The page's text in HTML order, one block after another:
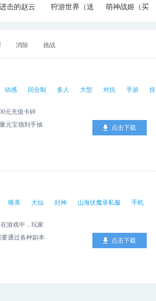
进击的赵云
狩游世界（送
萌神战姬（买
消除 挑战
动感 回合制 多人 大型 对抗 手游
挂
元充值卡碎
元宝领到手抽
包，天天领到
点击下载
唯美 大仙 封神 山海伏魔录私服
手机
游戏中，玩家
通过各种副本
战，见证神仙
点击下载